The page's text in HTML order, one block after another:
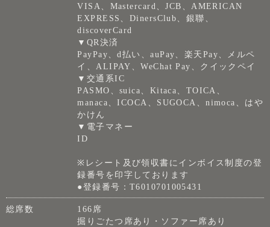
VISA、Mastercard、JCB、AMERICAN
EXPRESS、DinersClub、銀聯、
discoverCard
▼QR決済
PayPay、d払い、auPay、楽天Pay、メルペ
イ、ALIPAY、WeChat Pay、クイックペイ
▼交通系IC
PASMO、suica、Kitaca、TOICA、
manaca、ICOCA、SUGOCA、nimoca、はや
かけん
▼電子マネー
ID
※レシート及び領収書にインボイス制度の登
録番号を印字しております
●登録番号：T6010701005431
総席数
166席
掘りごたつ席あり・ソファー席あり